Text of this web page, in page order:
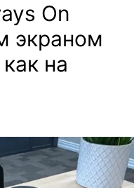
On
экраном
на